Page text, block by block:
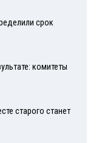
срок
комитеты
старого станет